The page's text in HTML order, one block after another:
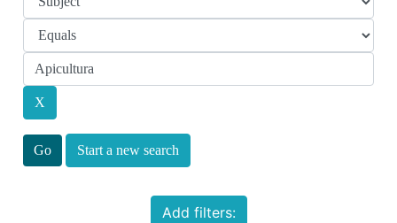
Start a new search
Add filters: